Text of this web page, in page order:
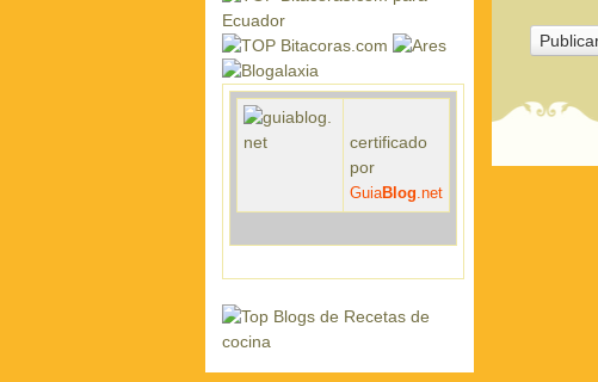
certificado
por
GuiaBlog .net